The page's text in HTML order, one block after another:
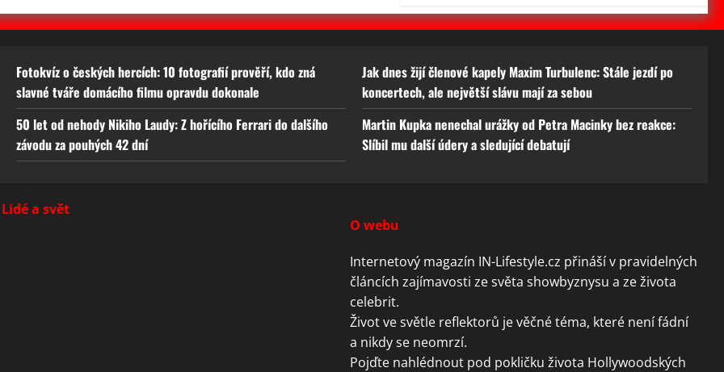
Fotokvíz o českých hercích: 10 fotografií prověří, kdo zná
slavné tváře domácího filmu opravdu dokonale
Jak dnes žijí členové kapely Maxim Turbulenc: Stále jezdí po
koncertech, ale největší slávu mají za sebou
50 let od nehody Nikiho Laudy: Z hořícího Ferrari do dalšího
závodu za pouhých 42 dní
Martin Kupka nenechal urážky od Petra Macinky bez reakce:
Slíbil mu další údery a sledující debatují
Lidé a svět
O webu
Internetový magazín IN-Lifestyle.cz přináší v pravidelných
článcích zajímavosti ze světa showbyznysu a ze života
celebrit.
Život ve světle reflektorů je věčné téma, které není fádní
a nikdy se neomrzí.
Pojďte nahlédnout pod pokličku života Hollywoodských